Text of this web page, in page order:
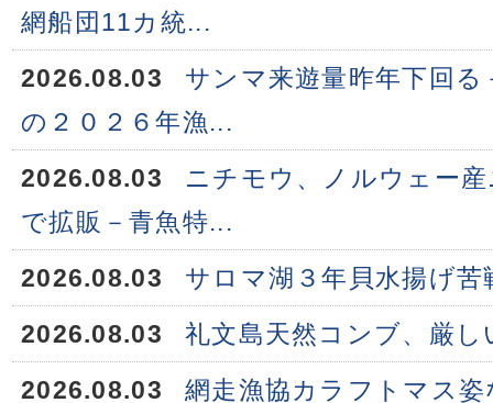
網船団11カ統...
2026.08.03
サンマ来遊量昨年下回
の２０２６年漁...
2026.08.03
ニチモウ、ノルウェー
で拡販－青魚特...
2026.08.03
サロマ湖３年貝水揚げ苦
2026.08.03
礼文島天然コンブ、厳し
2026.08.03
網走漁協カラフトマス